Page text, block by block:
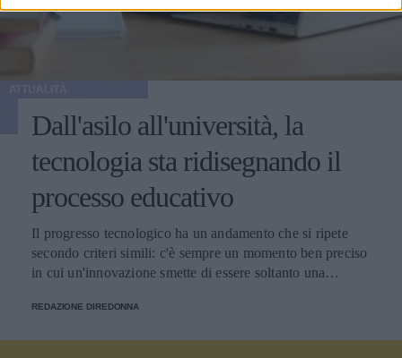
Dall'asilo all'università, la
tecnologia sta ridisegnando il
processo educativo
Il progresso tecnologico ha un andamento che si ripete
secondo criteri simili: c'è sempre un momento ben preciso
in cui un'innovazione smette di essere soltanto una
REDAZIONE DIREDONNA